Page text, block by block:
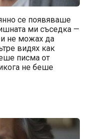
се появяваше
ми съседка —
не можах да
видях как
писма от
не беше